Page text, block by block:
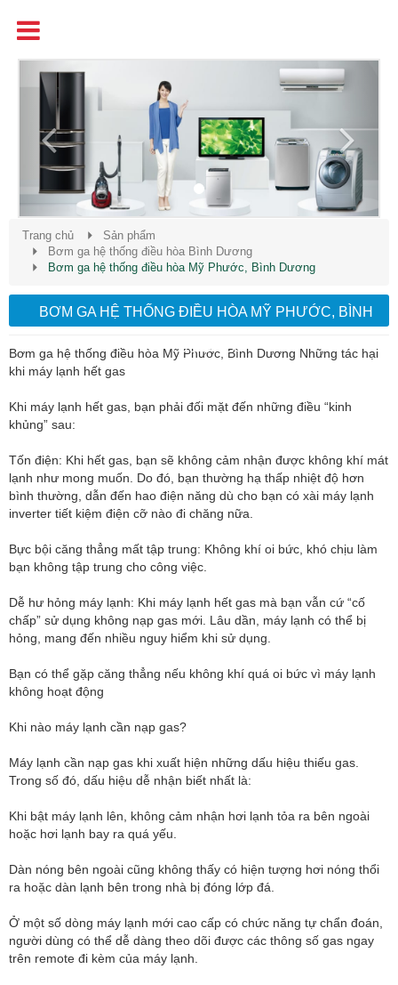
Previous
Trang chủ
Sản phẩm
Bơm ga hệ thống điều hòa Bình Dương
Bơm ga hệ thống điều hòa Mỹ Phước, Bình Dương
BƠM GA HỆ THỐNG ĐIỀU HÒA MỸ PHƯỚC, BÌNH
DƯƠNG
Bơm ga hệ thống điều hòa Mỹ Phước, Bình Dương Những tác hại
khi máy lạnh hết gas
Khi máy lạnh hết gas, bạn phải đối mặt đến những điều “kinh
khủng” sau:
Tốn điện: Khi hết gas, bạn sẽ không cảm nhận được không khí mát
lạnh như mong muốn. Do đó, bạn thường hạ thấp nhiệt độ hơn
bình thường, dẫn đến hao điện năng dù cho bạn có xài máy lạnh
inverter tiết kiệm điện cỡ nào đi chăng nữa.
Bực bội căng thẳng mất tập trung: Không khí oi bức, khó chịu làm
bạn không tập trung cho công việc.
Dễ hư hỏng máy lạnh: Khi máy lạnh hết gas mà bạn vẫn cứ “cố
chấp” sử dụng không nạp gas mới. Lâu dần, máy lạnh có thể bị
hỏng, mang đến nhiều nguy hiểm khi sử dụng.
Bạn có thể gặp căng thẳng nếu không khí quá oi bức vì máy lạnh
không hoạt động
Khi nào máy lạnh cần nạp gas?
Máy lạnh cần nạp gas khi xuất hiện những dấu hiệu thiếu gas.
Trong số đó, dấu hiệu dễ nhận biết nhất là:
Khi bật máy lạnh lên, không cảm nhận hơi lạnh tỏa ra bên ngoài
hoặc hơi lạnh bay ra quá yếu.
Dàn nóng bên ngoài cũng không thấy có hiện tượng hơi nóng thổi
ra hoặc dàn lạnh bên trong nhà bị đóng lớp đá.
Ở một số dòng máy lạnh mới cao cấp có chức năng tự chẩn đoán,
người dùng có thể dễ dàng theo dõi được các thông số gas ngay
trên remote đi kèm của máy lạnh.